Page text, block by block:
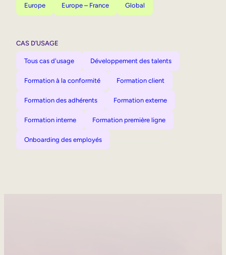
Europe Europe – France Global
CAS D’USAGE
Tous cas d'usage Développement des talents
Formation à la conformité Formation client
Formation des adhérents Formation externe
Formation interne Formation première ligne
Onboarding des employés